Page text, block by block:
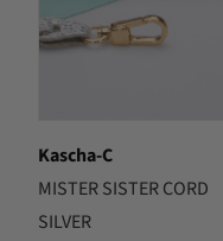
Kascha-C
MISTER SISTER CORD
SILVER